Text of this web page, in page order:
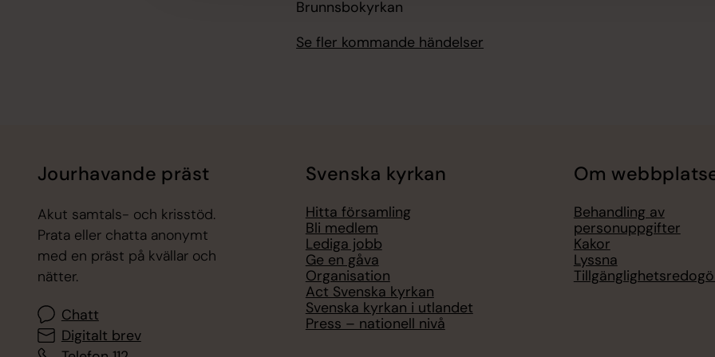
Brunnsbokyrkan
Se fler kommande händelser
Jourhavande präst
Akut samtals- och krisstöd.
Prata eller chatta anonymt
med en präst på kvällar och
nätter.
Chatt
Digitalt brev
Svenska kyrkan
Hitta församling
Bli medlem
Lediga jobb
Ge en gåva
Organisation
Act Svenska kyrkan
Svenska kyrkan i utlandet
Press – nationell nivå
Om
Behandling av
personuppgifter
Kakor
Lyssna